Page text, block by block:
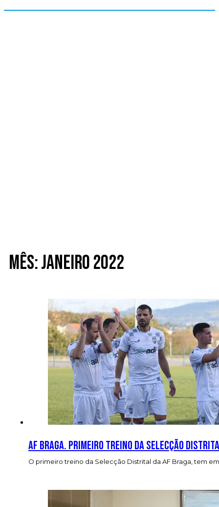
Mês: Janeiro 2022
AF Braga. Primeiro treino da Selecção
O primeiro treino da Selecção Distrital da AF Braga, tem